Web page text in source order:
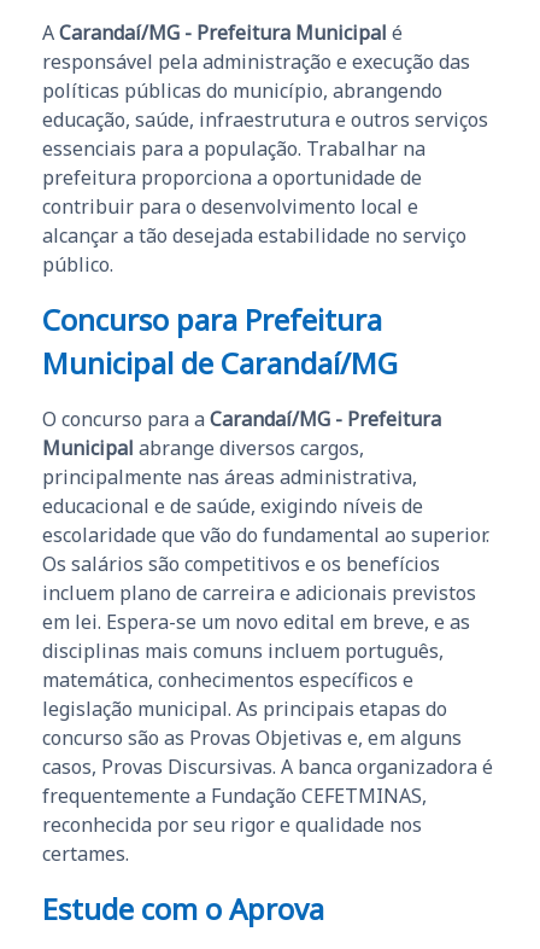
ACarandaí/MG - Prefeitura Municipal é
responsável pela administração e execução das
políticas públicas do município, abrangendo
educação, saúde, infraestrutura e outros serviços
essenciais para a população. Trabalhar na
prefeitura proporciona a oportunidade de
contribuir para o desenvolvimento local e
alcançar a tão desejada estabilidade no serviço
público.
Concurso para Prefeitura
Municipal de Carandaí/MG
O concurso para a Carandaí/MG - Prefeitura
Municipal abrange diversos cargos,
principalmente nas áreas administrativa,
educacional e de saúde, exigindo níveis de
escolaridade que vão do fundamental ao superior.
Os salários são competitivos e os benefícios
incluem plano de carreira e adicionais previstos
em lei. Espera-se um novo edital em breve, e as
disciplinas mais comuns incluem português,
matemática, conhecimentos específicos e
legislação municipal. As principais etapas do
concurso são as Provas Objetivas e, em alguns
casos, Provas Discursivas. A banca organizadora é
frequentemente a Fundação CEFETMINAS,
reconhecida por seu rigor e qualidade nos
certames.
Estude com o Aprova